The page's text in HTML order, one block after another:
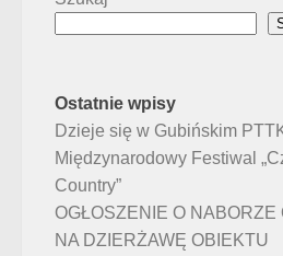
Ostatnie wpisy
Dzieje się w Gubińskim
Międzynarodowy Festiwal
Country”
OGŁOSZENIE O NABORZE
NA DZIERŻAWĘ OBIEKTU